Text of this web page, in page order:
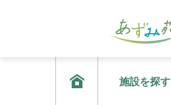
施設を探す